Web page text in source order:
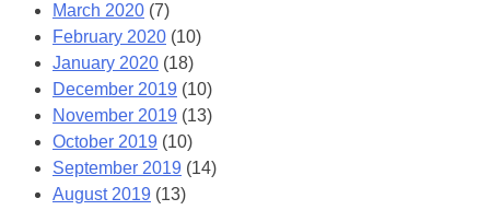
March 2020 (7)
February 2020 (10)
January 2020 (18)
December 2019 (10)
November 2019 (13)
October 2019 (10)
September 2019 (14)
August 2019 (13)